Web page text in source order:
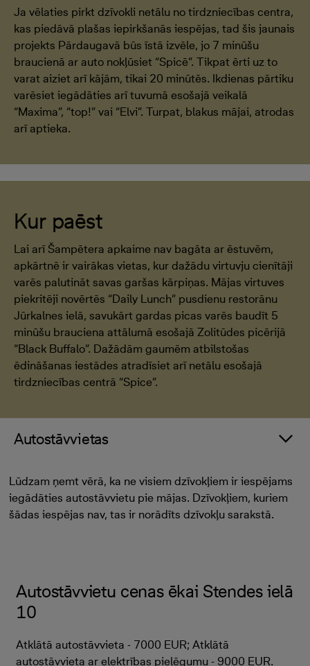
Ja vēlaties pirkt dzīvokli netālu no tirdzniecības centra,
kas piedāvā plašas iepirkšanās iespējas, tad šis jaunais
projekts Pārdaugavā būs īstā izvēle, jo 7 minūšu
braucienā ar auto nokļūsiet “Spicē”. Tikpat ērti uz to
varat aiziet arī kājām, tikai 20 minūtēs. Ikdienas pārtiku
varēsiet iegādāties arī tuvumā esošajā veikalā
“Maxima”, “top!” vai “Elvi”. Turpat, blakus mājai, atrodas
arī aptieka.
Kur paēst
Lai arī Šampētera apkaime nav bagāta ar ēstuvēm,
apkārtnē ir vairākas vietas, kur dažādu virtuvju cienītāji
varēs palutināt savas garšas kārpiņas. Mājas virtuves
piekritēji novērtēs “Daily Lunch” pusdienu restorānu
Jūrkalnes ielā, savukārt gardas picas varēs baudīt 5
minūšu brauciena attālumā esošajā Zolitūdes picērijā
“Black Buffalo”. Dažādām gaumēm atbilstošas
ēdināšanas iestādes atradīsiet arī netālu esošajā
tirdzniecības centrā “Spice”.
Autostāvvietas
Lūdzam ņemt vērā, ka ne visiem dzīvokļiem ir iespējams
iegādāties autostāvvietu pie mājas. Dzīvokļiem, kuriem
šādas iespējas nav, tas ir norādīts dzīvokļu sarakstā.
Autostāvvietu cenas ēkai Stendes ielā
10
Atklātā autostāvvieta - 7000 EUR; Atklātā
autostāvvieta ar elektrības pielēgumu - 9000 EUR.